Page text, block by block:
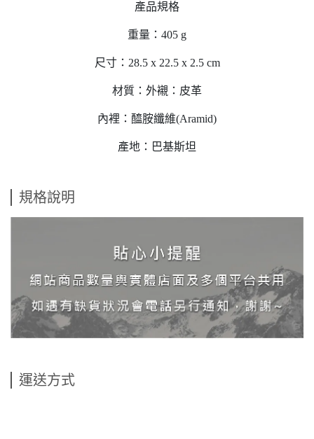
產品規格
重量：405 g
尺寸：28.5 x 22.5 x 2.5 cm
材質：外襯：皮革
內裡：醯胺纖維(Aramid)
產地：巴基斯坦
規格說明
運送方式